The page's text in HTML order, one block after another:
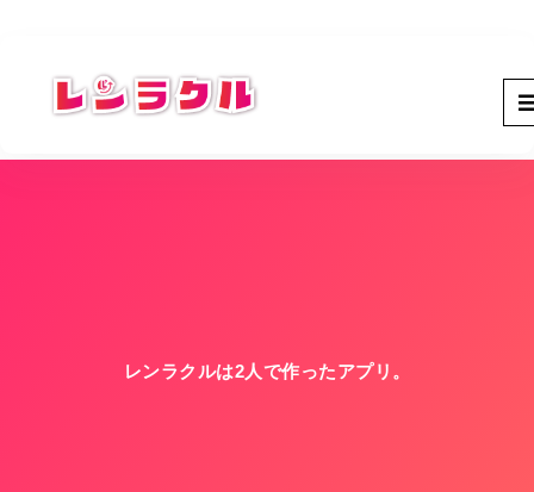
レンラクルは2人で作ったアプリ。